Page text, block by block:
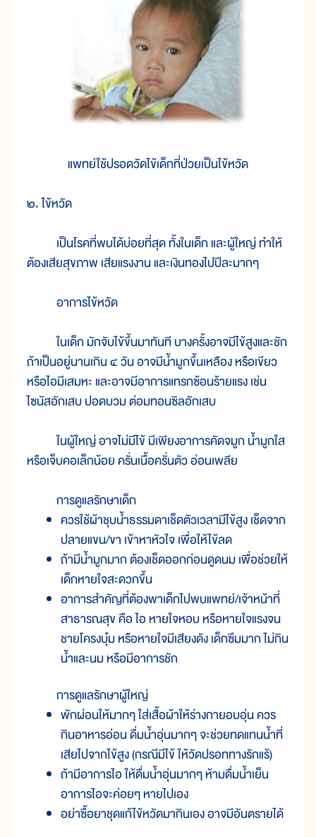
แพทย์ใช้ปรอดวัดไข้เด็กที่ป่วยเป็นไข้หวัด
๒. ไข้หวัด
เป็นโรคที่พบได้บ่อยที่สุด ทั้งในเด็ก และผู้ใหญ่ ทำให้
ต้องเสียสุขภาพ เสียแรงงาน และเงินทองไปปีละมากๆ
อาการไข้หวัด
ในเด็ก มักจับไข้ขึ้นมาทันที บางครั้งอาจมีไข้สูงและชัก
ถ้าเป็นอยู่นานเกิน ๔ วัน อาจมีน้ำมูกขึ้นเหลือง หรือเขียว
หรือไอมีเสมหะ และอาจมีอาการแทรกซ้อนร้ายแรง เช่น
ไซนัสอักเสบ ปอดบวม ต่อมทอนซิลอักเสบ
ในผู้ใหญ่ อาจไม่มีไข้ มีเพียงอาการคัดจมูก น้ำมูกใส
หรือเจ็บคอเล็กน้อย ครั่นเนื้อครั่นตัว อ่อนเพลีย
การดูแลรักษาเด็ก
ควรใช้ผ้าชุบน้ำธรรมดาเช็ดตัวเวลามีไข้สูง เช็ดจาก
ปลายแขน/ขา เข้าหาหัวใจ เพื่อให้ไข้ลด
ถ้ามีน้ำมูกมาก ต้องเช็ดออกก่อนดูดนม เพื่อช่วยให้
เด็กหายใจสะดวกขึ้น
อาการสำคัญที่ต้องพาเด็กไปพบแพทย์/เจ้าหน้าที่
สาธารณสุข คือ ไอ หายใจหอบ หรือหายใจแรงจน
ชายโครงบุ๋ม หรือหายใจมีเสียงดัง เด็กซึมมาก ไม่กิน
น้ำและนม หรือมีอาการชัก
การดูแลรักษาผู้ใหญ่
พักผ่อนให้มากๆ ใส่เสื้อผ้าให้ร่างกายอบอุ่น ควร
กินอาหารอ่อน ดื่มน้ำอุ่นมากๆ จะช่วยทดแทนน้ำที่
เสียไปจากไข้สูง (กรณีมีไข้ ให้วัดปรอททางรักแร้)
ถ้ามีอาการไอ ให้ดื่มน้ำอุ่นมากๆ ห้ามดื่มน้ำเย็น
อาการไอจะค่อยๆ หายไปเอง
อย่าซื้อยาชุดแก้ไข้หวัดมากินเอง อาจมีอันตรายได้